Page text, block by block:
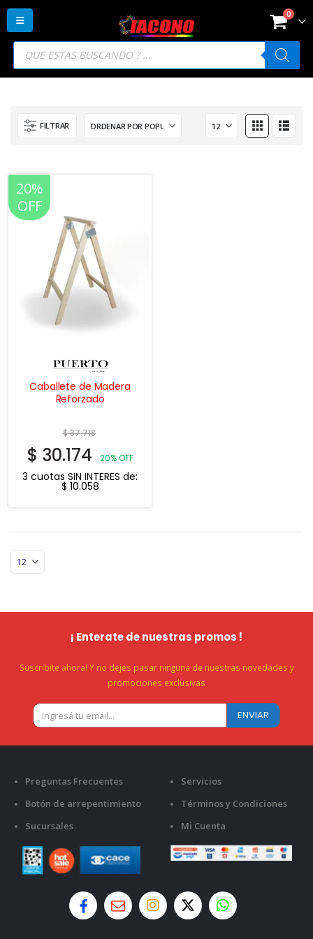
Búsqueda
productos
0
FILTRAR
20%
OFF
Caballete de Madera
Reforzado
$37.718
$ 30.174 20% OFF
3 cuotas SIN INTERES de:
$ 10.058
¡ Enterate de nuestras promos !
Suscribite ahora! Y no dejes pasar ninguna de nuestras novedades y
promociones exclusivas
Preguntas Frecuentes
Botón de arrepentimiento
Sucursales
Servicios
Términos y Condiciones
Mi Cuenta